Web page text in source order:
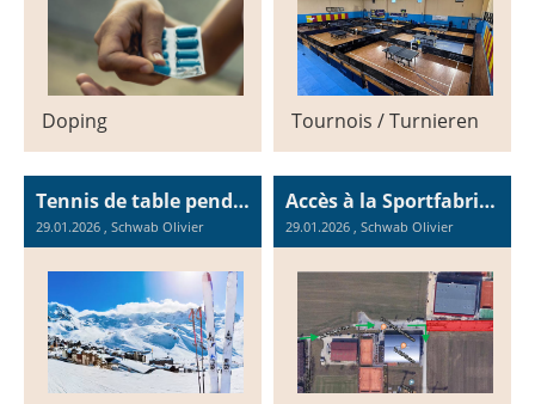
Doping Tournois / Turnieren
Tennis de table pendant la semaine blanche / Tischtennis während der Winterferienwoche
29.01.2026 , Schwab Olivier
Accès à la Sportfabrique : 03-09.02.2026 / Zugang zur Sportfabrik: 03.-09.02.2026
29.01.2026 , Schwab Olivier